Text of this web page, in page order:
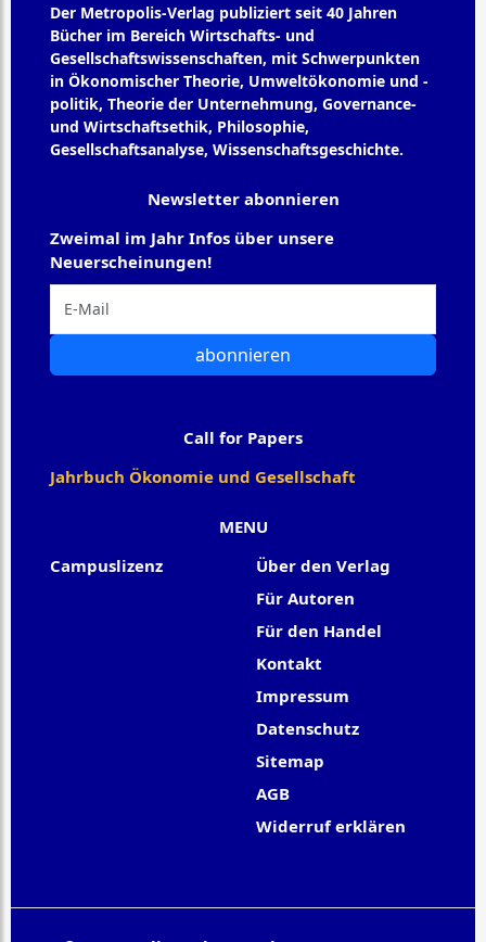
Der Metropolis-Verlag publiziert seit 40 Jahren
Bücher im Bereich Wirtschafts- und
Gesellschaftswissenschaften, mit Schwerpunkten
in Ökonomischer Theorie, Umweltökonomie und -
politik, Theorie der Unternehmung, Governance-
und Wirtschaftsethik, Philosophie,
Gesellschaftsanalyse, Wissenschaftsgeschichte.
MENU
Campuslizenz
Über den Verlag
Für Autoren
Für den Handel
Kontakt
Impressum
Datenschutz
Sitemap
AGB
Widerruf erklären
Newsletter abonnieren
Zweimal im Jahr Infos über unsere
Neuerscheinungen!
abonnieren
Call for Papers
Jahrbuch Ökonomie und Gesellschaft